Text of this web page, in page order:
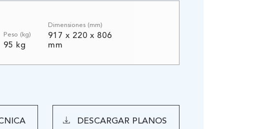
Peso (kg)
95 kg
Dimensiones (mm)
917 x 220 x 806
mm
DESCARGAR PLANOS